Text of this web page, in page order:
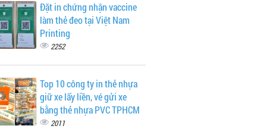
Đặt in chứng nhận vaccine
làm thẻ đeo tại Việt Nam
Printing
2252
Top 10 công ty in thẻ nhựa
giữ xe lấy liền, vé gửi xe
bằng thẻ nhựa PVC TPHCM
2011